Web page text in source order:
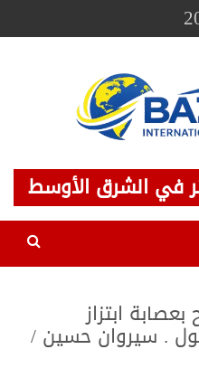
في الشرق الأوسط
ابتزاز
. سيروان حسين /